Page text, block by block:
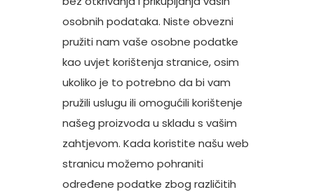
osobnih podataka. Niste obvezni
pružiti nam vaše osobne podatke
kao uvjet korištenja stranice, osim
ukoliko je to potrebno da bi vam
pružili uslugu ili omogućili korištenje
našeg proizvoda u skladu s vašim
zahtjevom. Kada koristite našu web
stranicu možemo pohraniti
određene podatke zbog različitih